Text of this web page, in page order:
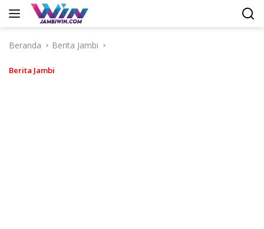
Langsung
Beranda
Berita Jambi
Berita Jambi